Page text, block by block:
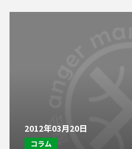
2012年03月20日
コラム